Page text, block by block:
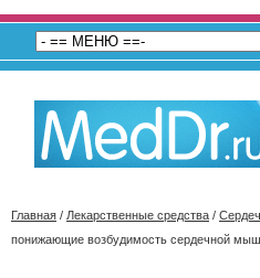
Главная / Лекарственные средства /
понижающие возбудимость сердечной